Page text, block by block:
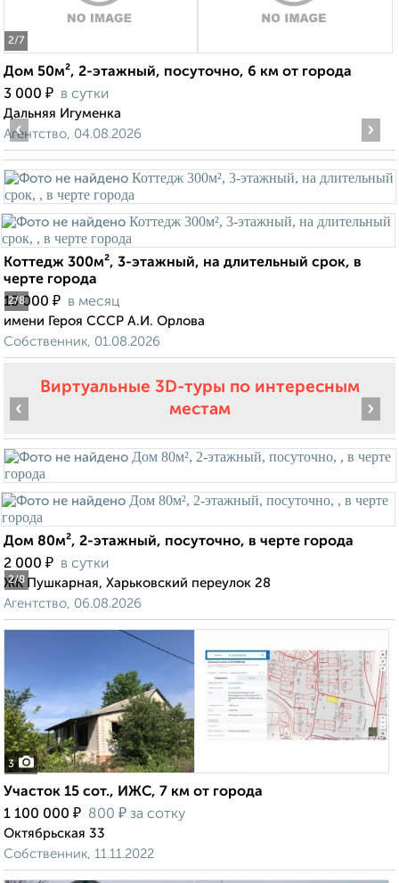
2/7
Дом 50м², 2-этажный, посуточно, 6 км от города
3 000 ₽ в сутки
Дальняя Игуменка
Агентство, 04.08.2026
2/8
‹ ›
Коттедж 300м², 3-этажный, на длительный срок, в
черте города
15 000 ₽ в месяц
имени Героя СССР А.И. Орлова
Собственник, 01.08.2026
Виртуальные 3D-туры по интересным
местам
2/8
‹ ›
Дом 80м², 2-этажный, посуточно, в черте города
2 000 ₽ в сутки
ЖК Пушкарная, Харьковский переулок 28
Агентство, 06.08.2026
3
Участок 15 сот., ИЖС, 7 км от города
1 100 000 ₽ 800 ₽ за сотку
Октябрьская 33
Собственник, 11.11.2022